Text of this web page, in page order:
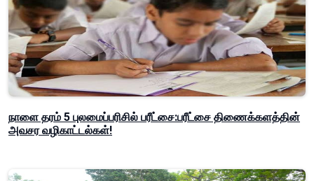
நாளை தரம் 5 புலமைப்பரிசில் பரீட்சை:பரீட்சை திணைக்களத்தின்
அவசர வழிகாட்டல்கள்!